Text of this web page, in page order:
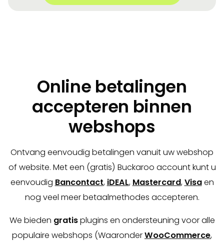
Online betalingen
accepteren binnen
webshops
Ontvang eenvoudig betalingen vanuit uw webshop
of website. Met een (gratis) Buckaroo account kunt u
eenvoudig Bancontact, iDEAL, Mastercard,Visaen
nog veel meer betaalmethodes accepteren.
We bieden gratisplugins en ondersteuning voor alle
populaire webshops (WaaronderWooCommerce,